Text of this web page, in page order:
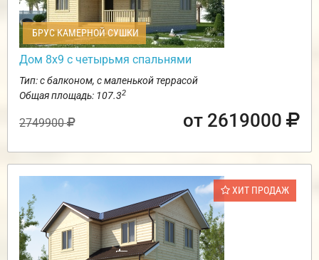
БРУС КАМЕРНОЙ СУШКИ
Дом 8х9 с четырьмя спальнями
Тип: с балконом, с маленькой террасой
Общая площадь: 107.32
2749900 от 2619000
ХИТ ПРОДАЖ